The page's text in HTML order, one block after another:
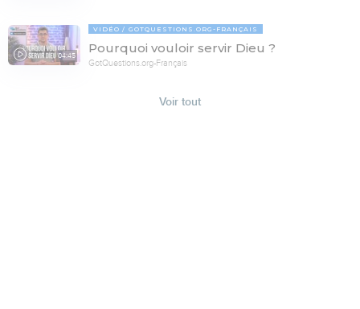
04:45
VIDÉO GOTQUESTIONS.ORG-FRANÇAIS
Pourquoi vouloir servir Dieu ?
GotQuestions.org-Français
Voir tout